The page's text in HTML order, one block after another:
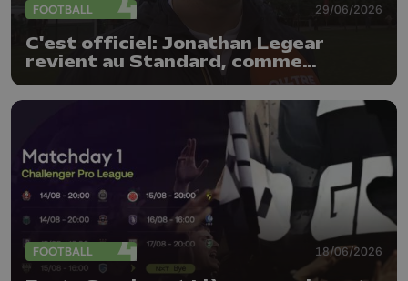
FOOTBALL 29/06/2026
C'est officiel: Jonathan Legear
revient au Standard, comme
FOOTBALL 18/06/2026